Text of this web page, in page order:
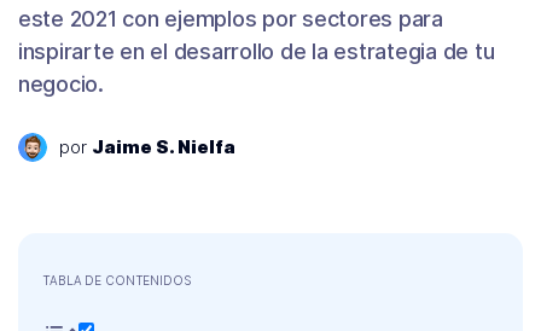
este 2021 con ejemplos por sectores para
inspirarte en el desarrollo de la estrategia de tu
negocio.
por Jaime S. Nielfa
TABLA DE CONTENIDOS